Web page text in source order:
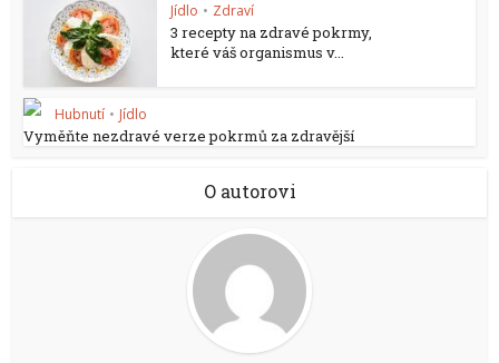
Jídlo • Zdraví
3 recepty na zdravé pokrmy,
které váš organismus v...
Hubnutí • Jídlo
Vyměňte nezdravé verze pokrmů za zdravější
O autorovi